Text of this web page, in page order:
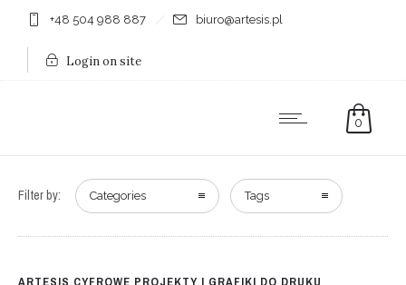
+48 504 988 887 biuro@artesis.pl
Login on site
0
Filter by: Categories Tags
ARTESIS CYFROWE PROJEKTY I GRAFIKI DO DRUKU